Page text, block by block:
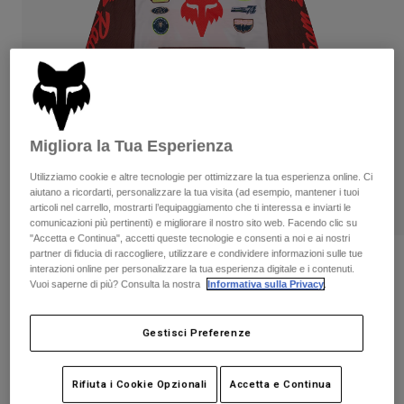
Pantaloni
Pantaloncini
Guanti
Protezioni
Maschere
Parti di ricambio
Pantaloni
Guanti
Giacche
Protezioni
Maschere
Calze
Borse e accessori
Parti di ricambio
Vedi tutto
Donna
T-shirt
Felpe
Giacche
Pantaloni & Pantaloncini
Camicie
Vedi tutto
Bambini
Maschere
Calze
Vedi tutto
Moto
Caschi
Maglie​
Pantaloni
Guanti
Maschere
Maglia Super Trick 180
Scopri la collezione completaqui
Migliora la Tua Esperienza
Utilizziamo cookie e altre tecnologie per ottimizzare la tua esperienza online. Ci
aiutano a ricordarti, personalizzare la tua visita (ad esempio, mantener i tuoi
articoli nel carrello, mostrarti l’equipaggiamento che ti interessa e inviarti le
comunicazioni più pertinenti) e migliorare il nostro sito web. Facendo clic su
"Accetta e Continua", accetti queste tecnologie e consenti a noi e ai nostri
partner di fiducia di raccogliere, utilizzare e condividere informazioni sulle tue
interazioni online per personalizzare la tua esperienza digitale e i contenuti.
Vuoi saperne di più? Consulta la nostra
Informativa sulla Privacy
Gestisci Preferenze
Rifiuta i Cookie Opzionali Accetta e Continua